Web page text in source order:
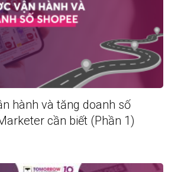
hành và tăng doanh số
cần biết (Phần 1)